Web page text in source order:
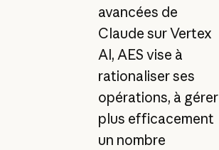
avancées de
Claude sur Vertex
AI, AES vise à
rationaliser ses
opérations, à gérer
plus efficacement
un nombre